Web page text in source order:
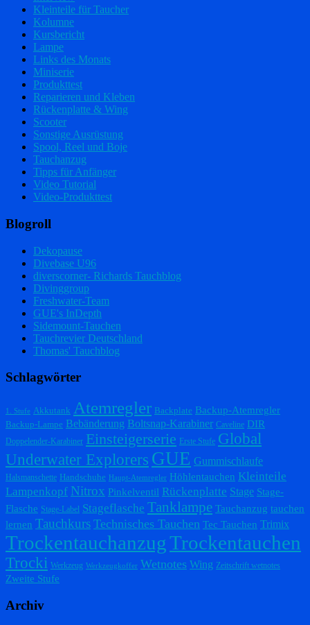
Kleinteile für Taucher
Kolumne
Kursbericht
Lampe
Links des Monats
Miniserie
Produkttest
Reparieren und Kleben
Rückenplatte & Wing
Scooter
Sonstige Ausrüstung
Spool, Reel und Boje
Tauchanzug
Tipps für Anfänger
Video Tutorial
Video-Produkttest
Blogroll
Dekopause
Divebase U96
diverscorner- Richards Tauchblog
Divinggroup
Freshwater-Team
GUE's InDepth
Sidemount-Tauchen
Tauchrevier Deutschland
Thomas' Tauchblog
Schlagwörter
1. Stufe Akkutank Atemregler Backplate Backup-Atemregler
Backup-Lampe Bebänderung Boltsnap-Karabiner Caveline DIR
Doppelender-Karabiner Einsteigerserie Erste Stufe Global
Underwater Explorers GUE Gummischlaufe
Halsmanschette Handschuhe Haupt-Atemregler Höhlentauchen Kleinteile
Lampenkopf Nitrox Pinkelventil Rückenplatte Stage Stage-
Flasche Stage-Label Stageflasche Tanklampe Tauchanzug tauchen
lernen Tauchkurs Technisches Tauchen Tec Tauchen Trimix
TrockentauchanzugTrockentauchen
Trocki Werkzeug Werkzeugkoffer Wetnotes Wing Zeitschrift wetnotes
Zweite Stufe
Archiv